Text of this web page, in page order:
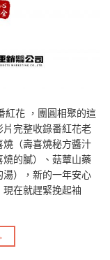
紅花 ，團圓相聚的這
完整收錄番紅花老
（壽喜燒秘方醬汁
的膩）、菇蕈山藥
），新的一年安心
在就趕緊挽起袖